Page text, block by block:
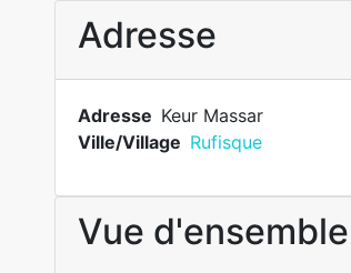
Adresse
Adresse Keur Massar
Ville/Village Rufisque
Vue d'ensemble